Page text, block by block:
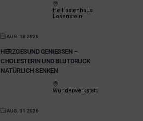
Heilfastenhaus
Losenstein
AUG. 18 2026
HERZGESUND GENIESSEN – C
HOLESTERIN UND BLUTDRUCK N
ATÜRLICH SENKEN
Wunderwerkstatt
AUG. 31 2026